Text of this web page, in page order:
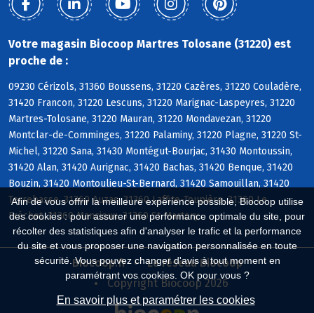
Afin de vous offrir la meilleure expérience possible, Biocoop utilise
des cookies : pour assurer une performance optimale du site, pour
récolter des statistiques afin d'analyser le trafic et la performance
du site et vous proposer une navigation personnalisée en toute
sécurité. Vous pouvez changer d'avis à tout moment en
paramétrant vos cookies. OK pour vous ?
En savoir plus et paramétrer les cookies
Votre magasin Biocoop Martres Tolosane (31220) est
proche de :
09230 Cérizols, 31360 Boussens, 31220 Cazères, 31220 Couladère,
31420 Francon, 31220 Lescuns, 31220 Marignac-Laspeyres, 31220
Martres-Tolosane, 31220 Mauran, 31220 Mondavezan, 31220
Montclar-de-Comminges, 31220 Palaminy, 31220 Plagne, 31220 St-
Michel, 31220 Sana, 31430 Montégut-Bourjac, 31430 Montoussin,
31420 Alan, 31420 Aurignac, 31420 Bachas, 31420 Benque, 31420
Bouzin, 31420 Montoulieu-St-Bernard, 31420 Samouillan, 31420
Terrebasse, 31360 Auzas, 31360 Laffite-Toupière, 31360 Le
Fréchet, 31360 Mancioux, 31360 St-Martory
Biocoop.fr
Le réseau Biocoop
Copyright Biocoop 2026